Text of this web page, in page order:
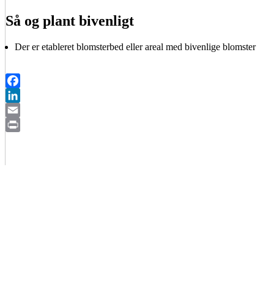
Så og plant bivenligt
Der er etableret blomsterbed eller areal med bivenlige blomster
Facebook
LinkedIn
Email